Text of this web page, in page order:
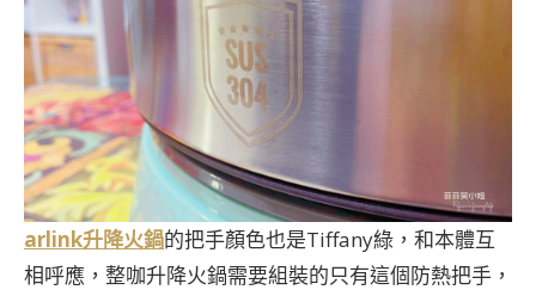
arlink升降火鍋的把手顏色也是Tiffany綠，和本體互
相呼應，整咖升降火鍋需要組裝的只有這個防熱把手，